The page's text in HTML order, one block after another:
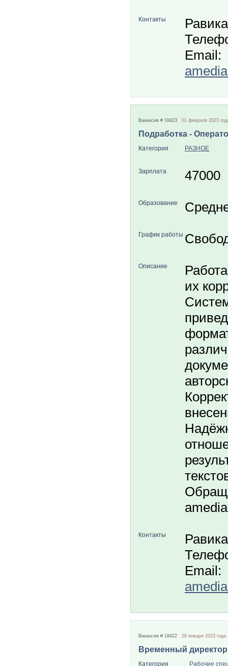
Контакты
Email:
Вакансия # 18423 01 февраля 2023
Подработка -
Категория РАЗНОЕ
Зарплата 47000
Образование
График работы
Описание
их
Контакты
Email:
Вакансия # 18422 28 января 2023 года
Временный директор
Категория Рабочие